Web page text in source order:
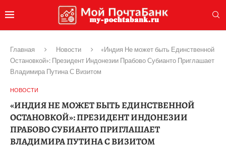
Главная Новости
«Индия Не может быть Единственной
Остановкой»: Президент Индонезии Прабово Субианто Приглашает
Владимира Путина С Визитом
НОВОСТИ
«ИНДИЯ НЕ МОЖЕТ БЫТЬ ЕДИНСТВЕННОЙ
ОСТАНОВКОЙ»: ПРЕЗИДЕНТ ИНДОНЕЗИИ
ПРАБОВО СУБИАНТО ПРИГЛАШАЕТ
ВЛАДИМИРА ПУТИНА С ВИЗИТОМ